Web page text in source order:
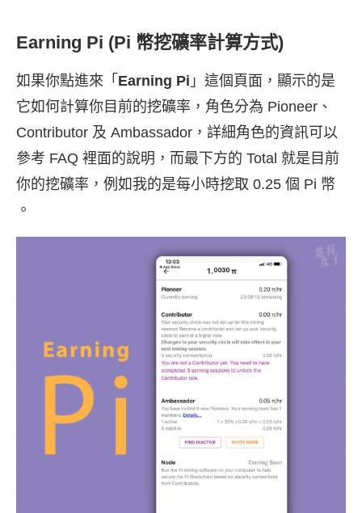
Earning Pi (Pi 幣挖礦率計算方式)
如果你點進來「 Earning Pi 」這個頁面，顯示的是
它如何計算你目前的挖礦率，角色分為 Pioneer、
Contributor 及 Ambassador，詳細角色的資訊可以
參考 FAQ 裡面的說明，而最下方的 Total 就是目前
你的挖礦率，例如我的是每小時挖取 0.25 個 Pi 幣
。